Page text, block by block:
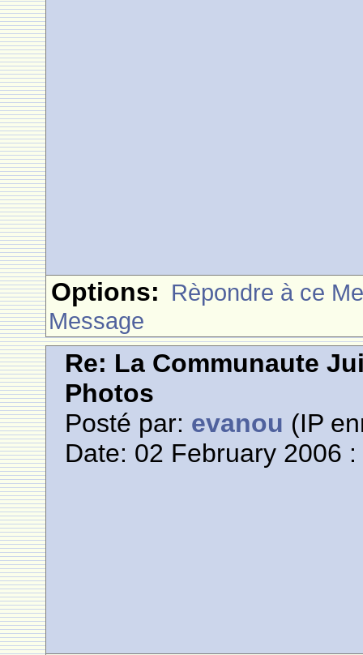
Options: Rèpondre à ce
Message
Re: La Communaute
Photos
Posté par: evanou (IP
Date: 02 February 2006